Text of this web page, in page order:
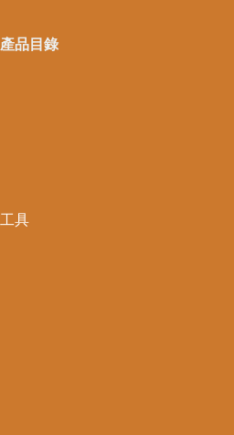
產品目錄
具